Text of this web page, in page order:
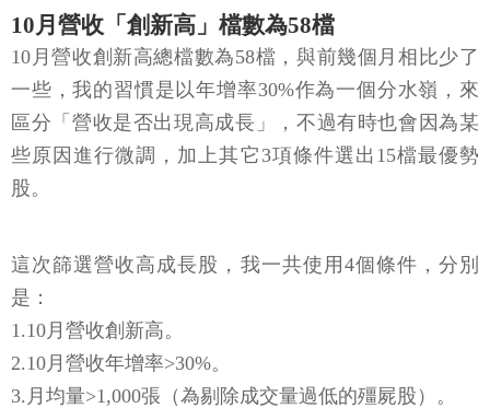
10月營收「創新高」檔數為58檔
10月營收創新高總檔數為58檔，與前幾個月相比少了
一些，我的習慣是以年增率30%作為一個分水嶺，來
區分「營收是否出現高成長」，不過有時也會因為某
些原因進行微調，加上其它3項條件選出15檔最優勢
股。
這次篩選營收高成長股，我一共使用4個條件，分別
是：
1.10月營收創新高。
2.10月營收年增率>30%。
3.月均量>1,000張（為剔除成交量過低的殭屍股）。